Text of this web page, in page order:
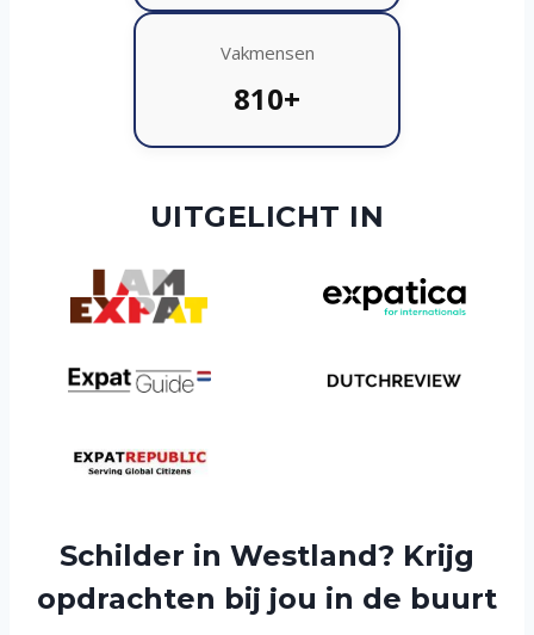
Vakmensen
810+
UITGELICHT IN
Schilder in Westland? Krijg
opdrachten bij jou in de buurt